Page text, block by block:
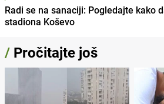
Radi se na sanaciji: Pogledajte kako
stadiona Koševo
/ Pročitajte još